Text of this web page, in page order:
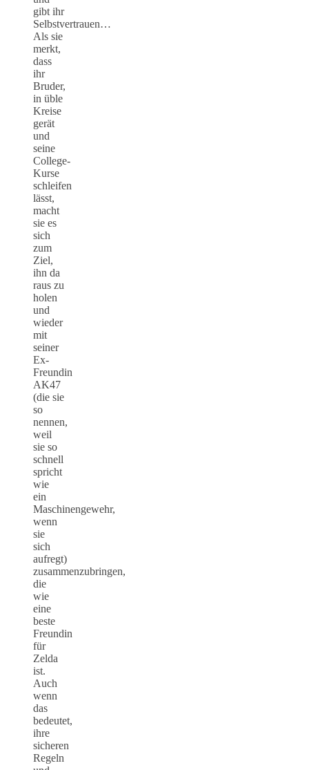
gibt ihr
Selbstvertrauen…
Als sie
merkt,
dass
ihr
Bruder,
in üble
Kreise
gerät
und
seine
College-
Kurse
schleifen
lässt,
macht
sie es
sich
zum
Ziel,
ihn da
raus zu
holen
und
wieder
mit
seiner
Ex-
Freundin
AK47
(die sie
so
nennen,
weil
sie so
schnell
spricht
wie
ein
Maschinengewehr,
wenn
sie
sich
aufregt)
zusammenzubringen,
die
wie
eine
beste
Freundin
für
Zelda
ist.
Auch
wenn
das
bedeutet,
ihre
sicheren
Regeln